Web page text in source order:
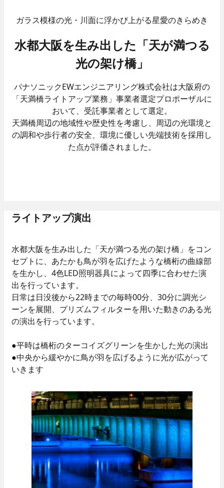
ガラス模様の光・川面に浮かび上がる星愛のきらめき
水都大阪を生み出した「天が満つる
光の架け橋」
パナソニックEWエンジニアリング株式会社は大阪府の
「天満橋ライトアップ業務」事業者選定プロポーザルに
おいて、 受託事業者として選定。
天満橋周辺の地域性や歴史性を考慮し、周辺の光環境と
の調和や歩行者の安全、環境に優しい先端技術を採用し
た点が評価されました。
ライトアップ演出
水都大阪を生み出した「天が満つる光の架け橋」をコン
セプトに、あたかも鳥が羽を広げたような橋桁の曲線部
を生かし、4色LED照明器具によって四季に合わせた演
出を行っています。
日常は日没後から22時までの毎時00分、30分に調光シ
ーンを展開、プリズムフィルターを用いた動きのある光
の演出を行っています。
●平時は橋桁のターコイズグリーンを生かした光の演出
●中央から緩やかに鳥が羽を広げるように光が広がって
いきます
- 大型映像
Well-Being
エネルギーマネジメント
- 太陽光発電システ
- 蓄電池システム
カスタマーサービス
- 保守点検
人と仕事
- 職種紹介
- 先輩社員インタビュー
技術系総合職
- 先輩社員インタビュー
事務系総合職
働く環境
EWエンジニアリング
- 福利厚生・各種制度
募集要項
- 新卒採用
- キャリア採用
- 採用Q＆A
close
先輩社員インタビュー
技術系総合職
働く環境
EWエンジニアリング
福利厚生・各種制度